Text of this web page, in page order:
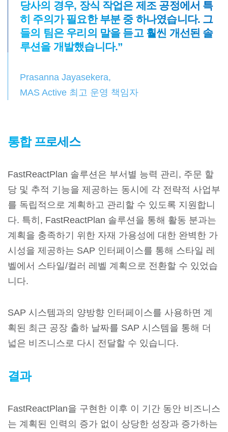
당사의 경우, 장식 작업은 제조 공정에서 특
히 주의가 필요한 부분 중 하나였습니다. 그
들의 팀은 우리의 말을 듣고 훨씬 개선된 솔
루션을 개발했습니다.”
Prasanna Jayasekera,
MAS Active 최고 운영 책임자
통합 프로세스
FastReactPlan 솔루션은 부서별 능력 관리, 주문 할
당 및 추적 기능을 제공하는 동시에 각 전략적 사업부
를 독립적으로 계획하고 관리할 수 있도록 지원합니
다. 특히, FastReactPlan 솔루션을 통해 활동 분과는
계획을 충족하기 위한 자재 가용성에 대한 완벽한 가
시성을 제공하는 SAP 인터페이스를 통해 스타일 레
벨에서 스타일/컬러 레벨 계획으로 전환할 수 있었습
니다.
SAP 시스템과의 양방향 인터페이스를 사용하면 계
획된 최근 공장 출하 날짜를 SAP 시스템을 통해 더
넓은 비즈니스로 다시 전달할 수 있습니다.
결과
FastReactPlan을 구현한 이후 이 기간 동안 비즈니스
는 계획된 인력의 증가 없이 상당한 성장과 증가하는